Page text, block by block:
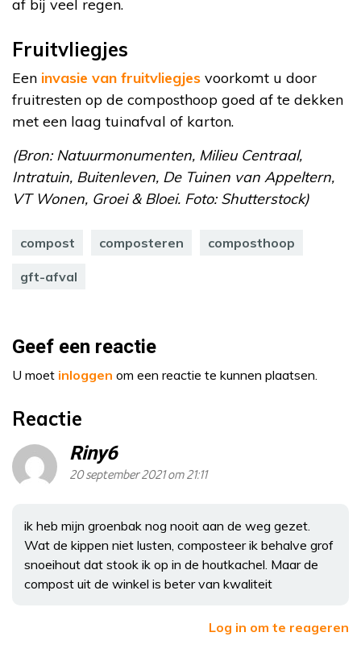
af bij veel regen.
Fruitvliegjes
Een invasie van fruitvliegjes voorkomt u door
fruitresten op de composthoop goed af te dekken
met een laag tuinafval of karton.
(Bron: Natuurmonumenten, Milieu Centraal,
Intratuin, Buitenleven, De Tuinen van Appeltern,
VT Wonen, Groei & Bloei. Foto: Shutterstock)
compost composteren composthoop
gft-afval
Geef een reactie
U moet inloggen om een reactie te kunnen plaatsen.
Reactie
Riny6
20 september 2021 om 21:11
ik heb mijn groenbak nog nooit aan de weg gezet.
Wat de kippen niet lusten, composteer ik behalve grof
snoeihout dat stook ik op in de houtkachel. Maar de
compost uit de winkel is beter van kwaliteit
Log in om te reageren